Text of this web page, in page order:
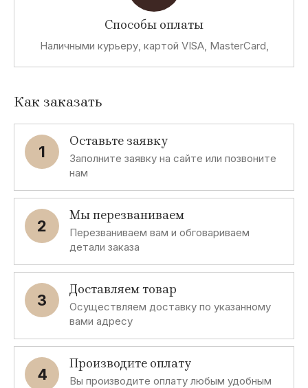
Способы оплаты
Наличными курьеру, картой VISA, MasterCard,
Как заказать
1
Оставьте заявку
Заполните заявку на сайте или позвоните
нам
2
Мы перезваниваем
Перезваниваем вам и обговариваем
детали заказа
3
Доставляем товар
Осуществляем доставку по указанному
вами адресу
4
Производите оплату
Вы производите оплату любым удобным